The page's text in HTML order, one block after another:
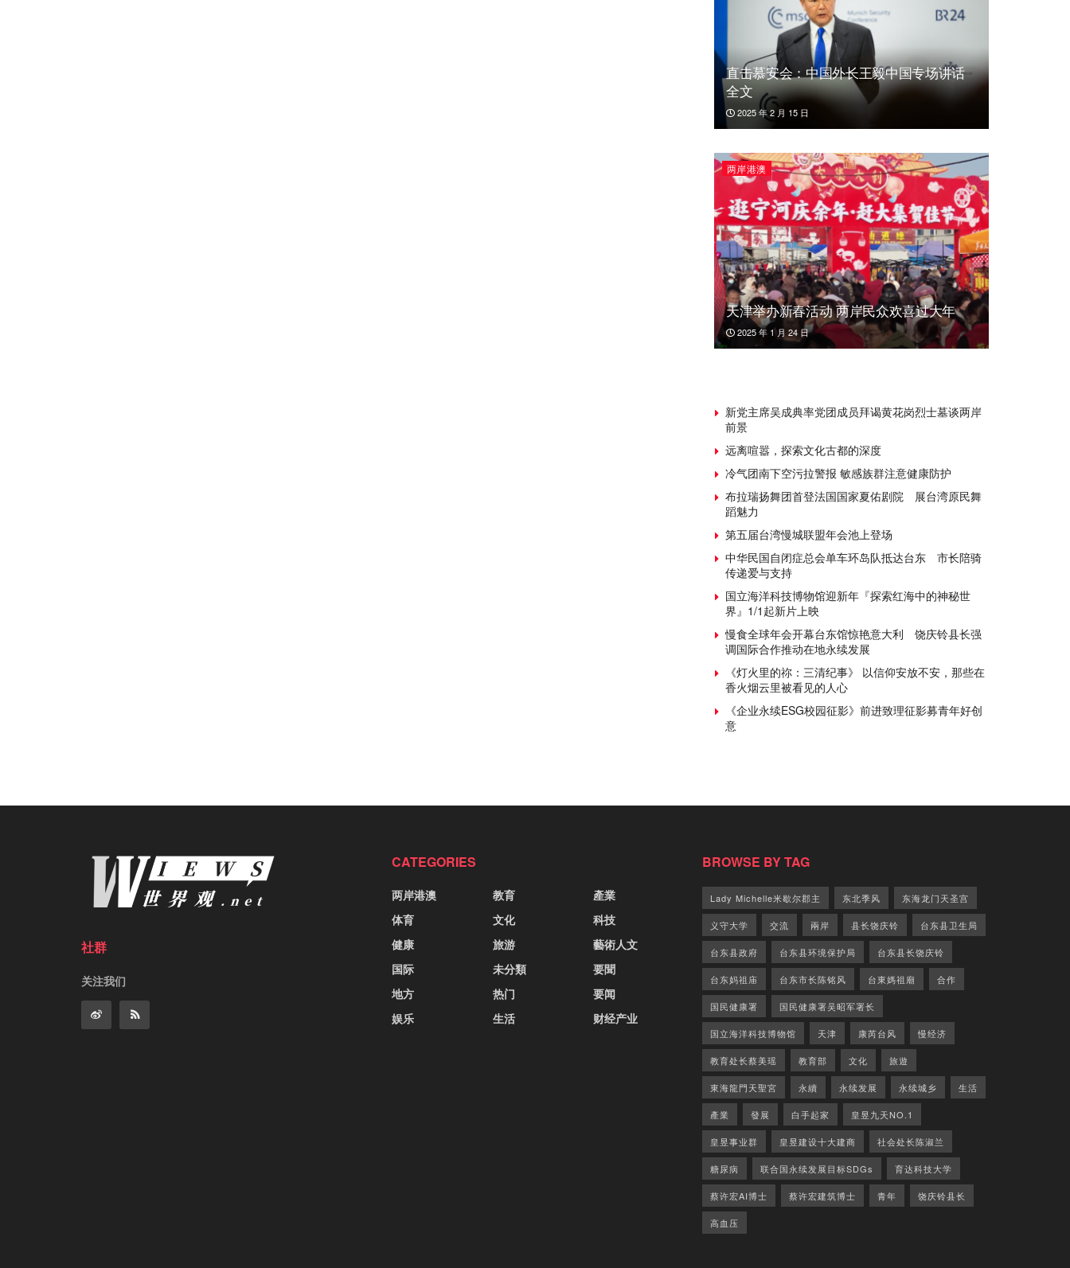
直击慕安会：中国外长王毅中国专场讲话
全文
2025 年 2 月 15 日
两岸港澳
天津举办新春活动 两岸民众欢喜过大年
2025 年 1 月 24 日
新党主席吴成典率党团成员拜谒黄花岗烈士墓谈两岸
前景
远离喧嚣，探索文化古都的深度
冷气团南下空污拉警报 敏感族群注意健康防护
布拉瑞扬舞团首登法国国家夏佑剧院 展台湾原民舞
蹈魅力
第五届台湾慢城联盟年会池上登场
中华民国自闭症总会单车环岛队抵达台东 市长陪骑
传递爱与支持
国立海洋科技博物馆迎新年『探索红海中的神秘世
界』1/1起新片上映
慢食全球年会开幕台东馆惊艳意大利 饶庆铃县长强
调国际合作推动在地永续发展
《灯火里的祢：三清纪事》 以信仰安放不安，那些在
香火烟云里被看见的人心
《企业永续ESG校园征影》前进致理征影募青年好创
意
社群
关注我们
CATEGORIES
两岸港澳
体育
健康
国际
地方
娱乐
教育
文化
旅游
未分類
热门
生活
產業
科技
藝術人文
要聞
要闻
财经产业
BROWSE BY TAG
Lady Michelle米歇尔郡主 东北季风 东海龙门天圣宫
义守大学 交流 兩岸 县长饶庆铃 台东县卫生局
台东县政府 台东县环境保护局 台东县长饶庆铃
台东妈祖庙 台东市长陈铭风 台東媽祖廟 合作
国民健康署 国民健康署吴昭军署长
国立海洋科技博物馆 天津 康芮台风 慢经济
教育处长蔡美瑶 教育部 文化 旅遊
東海龍門天聖宮 永續 永续发展 永续城乡 生活
產業 發展 白手起家 皇昱九天NO.1
皇昱事业群 皇昱建设十大建商 社会处长陈淑兰
糖尿病 联合国永续发展目标SDGs 育达科技大学
蔡许宏AI博士 蔡许宏建筑博士 青年 饶庆铃县长
高血压